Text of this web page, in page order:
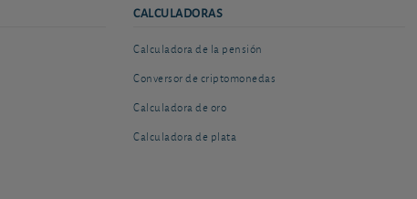
CALCULADORAS
Calculadora de la pensión
Conversor de criptomonedas
Calculadora de oro
Calculadora de plata